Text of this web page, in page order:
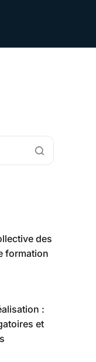
des
formation
:
et